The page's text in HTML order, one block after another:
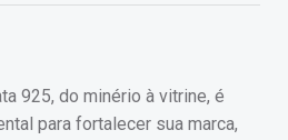
925, do minério à vitrine, é
para fortalecer sua marca,